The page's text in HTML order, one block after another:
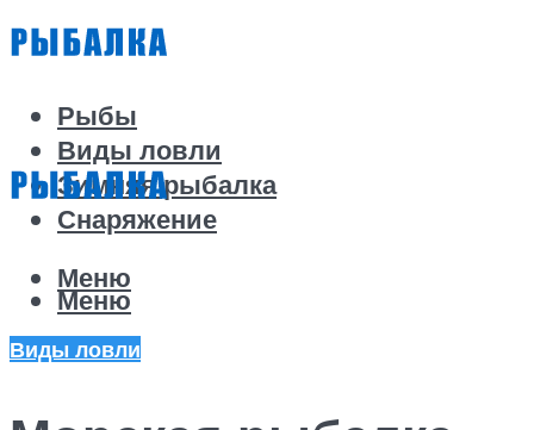
Рыбы
Виды ловли
Зимняя рыбалка
Снаряжение
Меню
Меню
Виды ловли